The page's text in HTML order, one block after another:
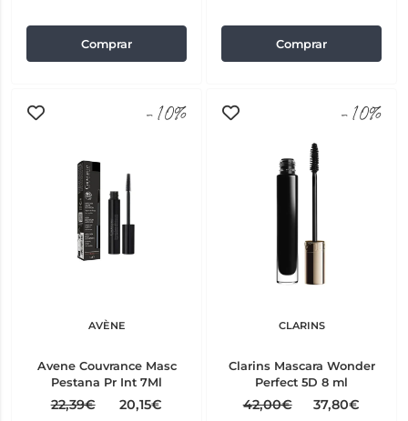
Comprar Comprar
-10%
AVÈNE
Avene Couvrance Masc
Pestana Pr Int 7Ml
22,39€ 20,15€
-10%
CLARINS
Clarins Mascara Wonder
Perfect 5D 8 ml
42,00€ 37,80€